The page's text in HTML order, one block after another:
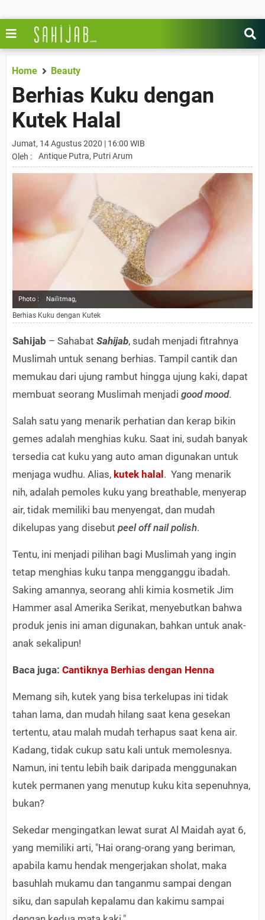
Home Beauty
Berhias Kuku dengan
Kutek Halal
Jumat, 14 Agustus 2020 | 16:00 WIB
Oleh :
Antique Putra, Putri Arum
Photo : Nailitmag,
Berhias Kuku dengan Kutek
Sahijab – Sahabat Sahijab, sudah menjadi fitrahnya
Muslimah untuk senang berhias. Tampil cantik dan
memukau dari ujung rambut hingga ujung kaki, dapat
membuat seorang Muslimah menjadi good mood.
Salah satu yang menarik perhatian dan kerap bikin
gemes adalah menghias kuku. Saat ini, sudah banyak
tersedia cat kuku yang auto aman digunakan untuk
menjaga wudhu. Alias, kutek halal . Yang menarik
nih, adalah pemoles kuku yang breathable, menyerap
air, tidak memiliki bau menyengat, dan mudah
dikelupas yang disebut peel off nail polish.
Tentu, ini menjadi pilihan bagi Muslimah yang ingin
tetap menghias kuku tanpa mengganggu ibadah.
Saking amannya, seorang ahli kimia kosmetik Jim
Hammer asal Amerika Serikat, menyebutkan bahwa
produk jenis ini aman digunakan, bahkan untuk anak-
anak sekalipun!
Baca juga: Cantiknya Berhias dengan Henna
Memang sih, kutek yang bisa terkelupas ini tidak
tahan lama, dan mudah hilang saat kena gesekan
tertentu, atau malah mudah terhapus saat kena air.
Kadang, tidak cukup satu kali untuk memolesnya.
Namun, ini tentu lebih baik daripada menggunakan
kutek permanen yang menutup kuku kita sepenuhnya,
bukan?
Sekedar mengingatkan lewat surat Al Maidah ayat 6,
yang memiliki arti, "Hai orang-orang yang beriman,
apabila kamu hendak mengerjakan sholat, maka
basuhlah mukamu dan tanganmu sampai dengan
siku, dan sapulah kepalamu dan kakimu sampai